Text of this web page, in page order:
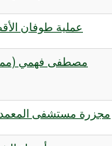
عملية طوفان
مصطفى فهمي
مجزرة مستشفى